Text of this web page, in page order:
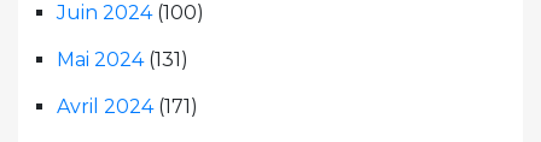
Juin 2024(100)
Mai 2024(131)
Avril 2024(171)